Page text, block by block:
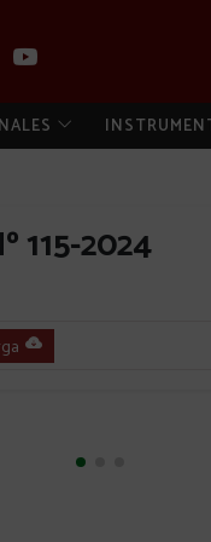
115-2024